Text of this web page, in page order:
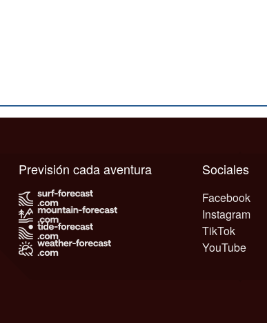
Sociales
Facebook
Instagram
TikTok
YouTube
Previsión cada aventura